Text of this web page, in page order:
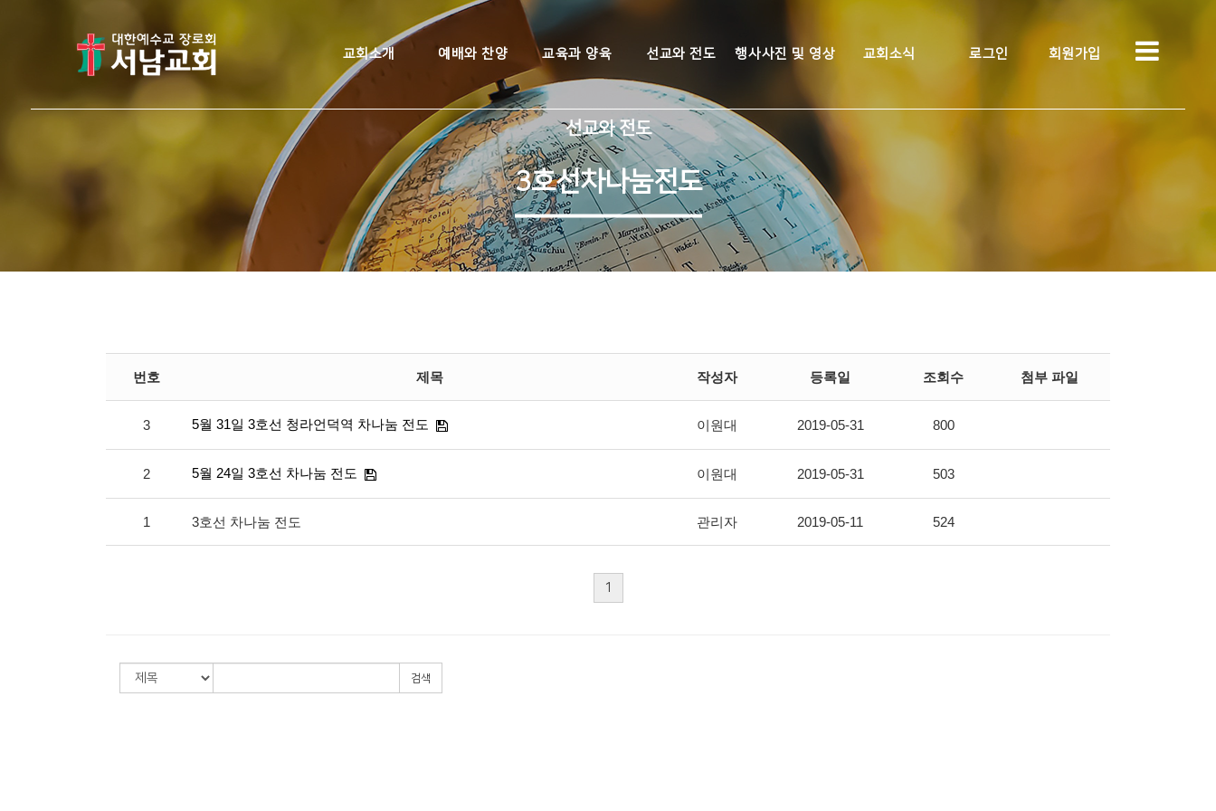
교회소개 예배와 찬양 교육과 양육 선교와 전도 행사사진 및 영상 교회소식 로그인 회원가입
선교와 전도
3호선차나눔전도
번호 제목 작성자 등록일 조회수 첨부 파일
3 5월 31일 3호선 청라언덕역 차나눔 전도 이원대 2019-05-31 800
2 5월 24일 3호선 차나눔 전도 이원대 2019-05-31 503
1 3호선 차나눔 전도 관리자 2019-05-11 524
1
검색